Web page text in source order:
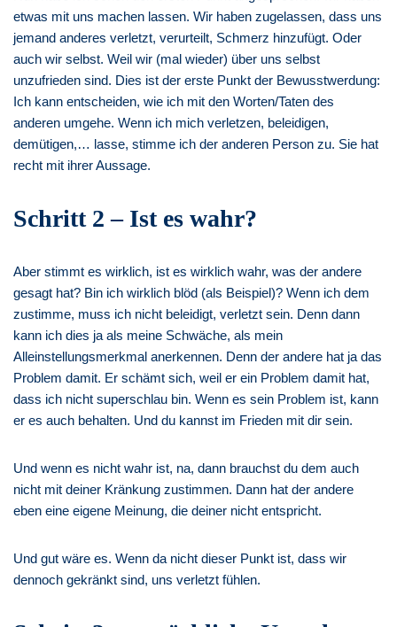
etwas mit uns machen lassen. Wir haben zugelassen, dass uns
jemand anderes verletzt, verurteilt, Schmerz hinzufügt. Oder
auch wir selbst. Weil wir (mal wieder) über uns selbst
unzufrieden sind. Dies ist der erste Punkt der Bewusstwerdung:
Ich kann entscheiden, wie ich mit den Worten/Taten des
anderen umgehe. Wenn ich mich verletzen, beleidigen,
demütigen,… lasse, stimme ich der anderen Person zu. Sie hat
recht mit ihrer Aussage.
Schritt 2 – Ist es wahr?
Aber stimmt es wirklich, ist es wirklich wahr, was der andere
gesagt hat? Bin ich wirklich blöd (als Beispiel)? Wenn ich dem
zustimme, muss ich nicht beleidigt, verletzt sein. Denn dann
kann ich dies ja als meine Schwäche, als mein
Alleinstellungsmerkmal anerkennen. Denn der andere hat ja das
Problem damit. Er schämt sich, weil er ein Problem damit hat,
dass ich nicht superschlau bin. Wenn es sein Problem ist, kann
er es auch behalten. Und du kannst im Frieden mit dir sein.
Und wenn es nicht wahr ist, na, dann brauchst du dem auch
nicht mit deiner Kränkung zustimmen. Dann hat der andere
eben eine eigene Meinung, die deiner nicht entspricht.
Und gut wäre es. Wenn da nicht dieser Punkt ist, dass wir
dennoch gekränkt sind, uns verletzt fühlen.